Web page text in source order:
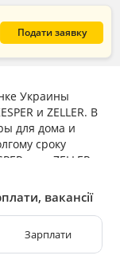
Подати заявку
Украины
и ZELLER. В
для дома и
сроку
и тм ZELLER
вакансії
Зарплати